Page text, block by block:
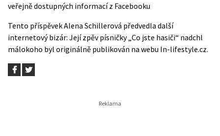
veřejně dostupných informací z Facebooku
Tento příspěvekAlena Schillerová předvedla další
internetový bizár: Její zpěv písničky „Co jste hasiči“ nadchl
málokoho byl originálně publikován na webu In-lifestyle.cz.